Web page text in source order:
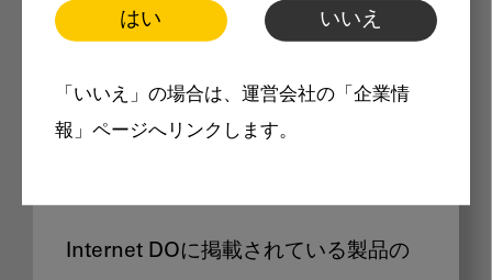
はい いいえ
「いいえ」の場合は、運営会社の「企業情
報」ページへリンクします。
Internet DOに掲載されている
製品価格も閲覧可能
Internet DOに掲載されている製品の